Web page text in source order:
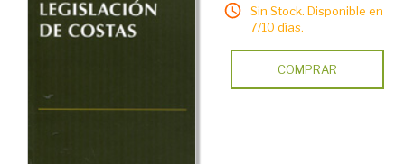
Sin Stock. Disponible en
7/10 días.
COMPRAR